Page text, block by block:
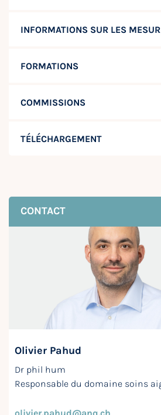
INFORMATIONS SUR LES
FORMATIONS
COMMISSIONS
TÉLÉCHARGEMENT
CONTACT
Olivier Pahud
Dr phil hum
Responsable du domaine soins